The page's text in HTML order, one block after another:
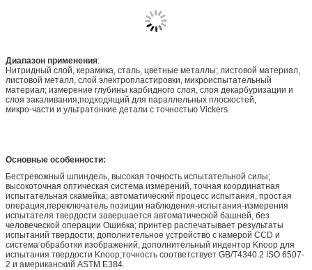
Диапазон применения:
Нитридный слой, керамика, сталь, цветные металлы; листовой материал,
листовой металл, слой электропластировки, микроиспытательный
материал; измерение глубины карбидного слоя, слоя декарбуризации и
слоя закаливания;подходящий для параллельных плоскостей,
микро-части и ультратонкие детали с точностью Vickers.
Основные особенности:
Бестревожный шпиндель, высокая точность испытательной силы;
высокоточная оптическая система измерений, точная координатная
испытательная скамейка; автоматический процесс испытания, простая
операция,переключатель позиции наблюдения-испытания-измерения
испытателя твердости завершается автоматической башней, без
человеческой операции Ошибка; принтер распечатывает результаты
испытаний твердости; дополнительное устройство с камерой CCD и
система обработки изображений; дополнительный индентор Knoop для
испытания твердости Knoop;точность соответствует GB/T4340.2 ISO 6507-
2 и американский ASTM E384.